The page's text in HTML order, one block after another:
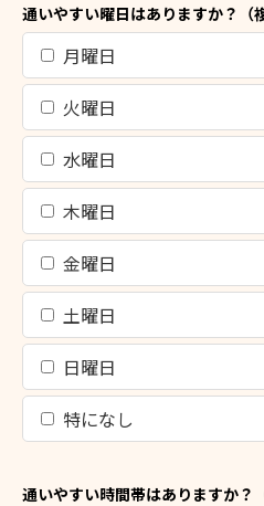
通いやすい曜日はありますか？（
月曜日
火曜日
水曜日
木曜日
金曜日
土曜日
日曜日
特になし
通いやすい時間帯はありますか？